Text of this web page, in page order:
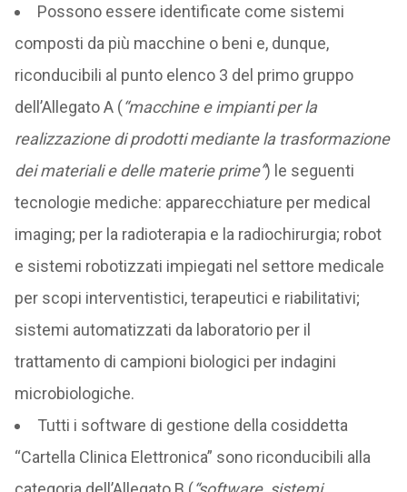
Possono essere identificate come sistemi
composti da più macchine o beni e, dunque,
riconducibili al punto elenco 3 del primo gruppo
dell’Allegato A (“macchine e impianti per la
realizzazione di prodotti mediante la trasformazione
dei materiali e delle materie prime”) le seguenti
tecnologie mediche: apparecchiature per medical
imaging; per la radioterapia e la radiochirurgia; robot
e sistemi robotizzati impiegati nel settore medicale
per scopi interventistici, terapeutici e riabilitativi;
sistemi automatizzati da laboratorio per il
trattamento di campioni biologici per indagini
microbiologiche.
Tutti i software di gestione della cosiddetta
“Cartella Clinica Elettronica” sono riconducibili alla